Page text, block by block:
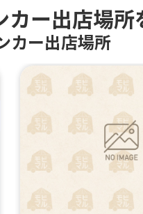
カー出店場
カー出店場所